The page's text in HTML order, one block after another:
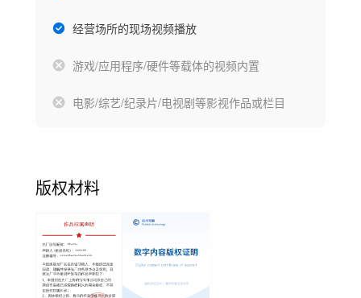
经营场所的现场视频播放
游戏/应用程序/硬件等载体的视频内置
电影/综艺/纪录片/电视剧等影视作品或栏目
版权材料